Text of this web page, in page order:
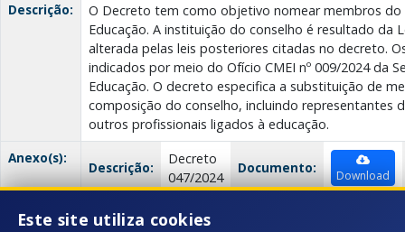
Descrição:
O Decreto tem como objetivo nomear membros do
Educação. A instituição do conselho é resultado da
alterada pelas leis posteriores citadas no decreto.
indicados por meio do Ofício CMEI nº 009/2024 da
Educação. O decreto especifica a substituição de
composição do conselho, incluindo representantes
outros profissionais ligados à educação.
Anexo(s):
Descrição:
Decreto
047/2024
Documento: Download
Este site utiliza cookies